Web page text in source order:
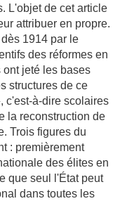
L'objet de cet article
attribuer en propre.
1914 par le
des réformes en
jeté les bases
structures de ce
c'est-à-dire scolaires
la reconstruction de
Trois figures du
: premièrement
des élites en
que seul l'État peut
dans toutes les